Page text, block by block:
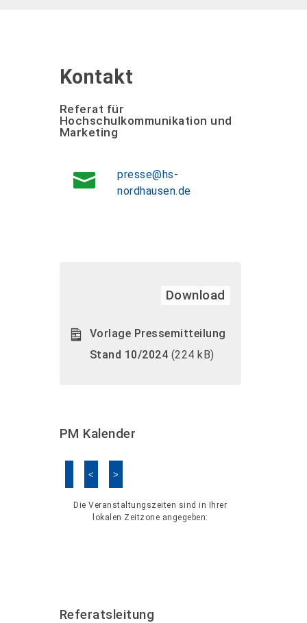
Kontakt
Referat für
Hochschulkommunikation und
Marketing
presse@hs-
nordhausen.de
Download
Vorlage Pressemitteilung
Stand 10/2024 (224 kB)
PM Kalender
Kalender überspringen
< >
Die Veranstaltungszeiten sind in Ihrer
lokalen Zeitzone angegeben:
Referatsleitung